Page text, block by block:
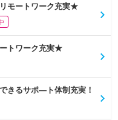
モートワーク充実★
トワーク充実★
きるサポ―ト体制充実！